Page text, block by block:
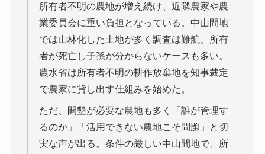
所有者不明の農地が増え続け、近隣農家や農
業委員会に重い負担となっている。中山間地
では山林化した土地が多く調査は難航、所有
者が死亡し子孫が分からないケースも多い。
農水省は所有者不明の耕作放棄地を知事裁定
で農家に貸し出す仕組みを始めた。
ただ、開墾が必要な農地も多く「誰が管理す
るのか」「活用できない農地こそ問題」と切
実な声が出る。条件の厳しい中山間地で、所